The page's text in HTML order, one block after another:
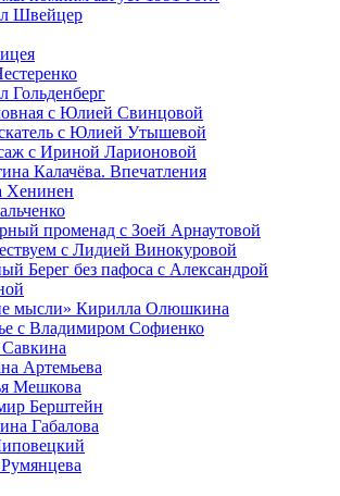
Швейцер
Гольденберг
с Юлией Свинцовой
с Юлией Утышевой
с Ириной Ларионовой
Калачёва. Впечатления
Хенинен
променад с Зоей Арнаутовой
с Лидией Винокуровой
Берег без пафоса с Александрой
мысли» Кирилла Олюшкина
с Владимиром Софиенко
Артемьева
Мешкова
Берштейн
Габалова